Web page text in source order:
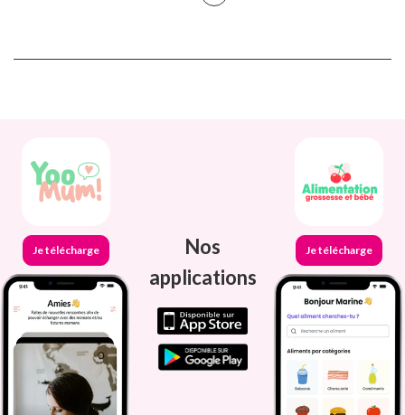
Je télécharge
Nos
applications
Je télécharge